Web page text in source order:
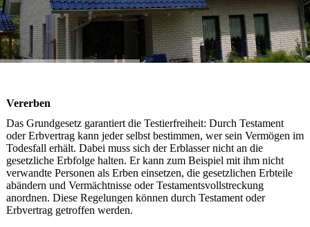
Vererben
Das Grundgesetz garantiert die Testierfreiheit: Durch Testament
oder Erbvertrag kann jeder selbst bestimmen, wer sein Vermögen im
Todesfall erhält. Dabei muss sich der Erblasser nicht an die
gesetzliche Erbfolge halten. Er kann zum Beispiel mit ihm nicht
verwandte Personen als Erben einsetzen, die gesetzlichen Erbteile
abändern und Vermächtnisse oder Testamentsvollstreckung
anordnen. Diese Regelungen können durch Testament oder
Erbvertrag getroffen werden.